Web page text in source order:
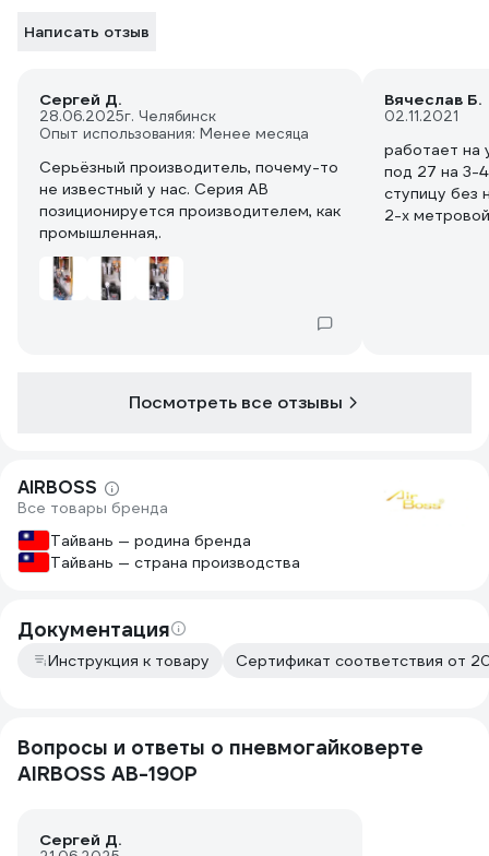
Написать отзыв
Сергей Д.
28.06.2025г. Челябинск
Опыт использования: Менее месяца
Серьёзный производитель, почему-то
не известный у нас. Серия АВ
позиционируется производителем, как
промышленная,.
Вячеслав Б.
02.11.2021
работает на
под 27 на 3-
ступицу без
2-х
Посмотреть все отзывы
AIRBOSS
Все товары бренда
Тайвань — родина бренда
Тайвань — страна производства
Документация
Инструкция к товару Сертификат соответствия от
Вопросы и ответы о пневмогайковерте
AIRBOSS AB-190P
Сергей Д.